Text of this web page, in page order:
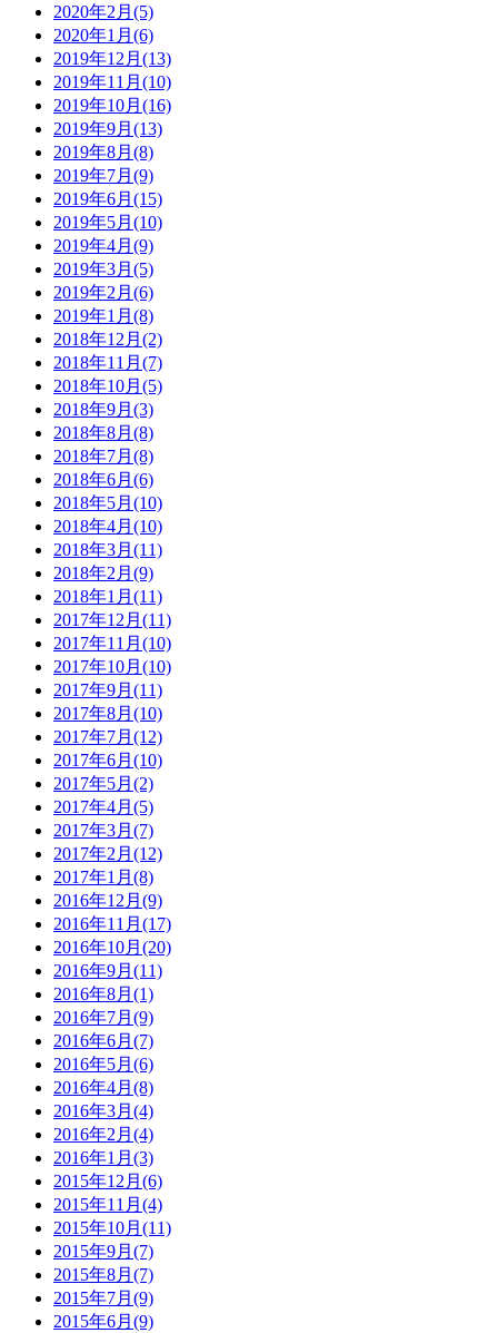
2020年2月(5)
2020年1月(6)
2019年12月(13)
2019年11月(10)
2019年10月(16)
2019年9月(13)
2019年8月(8)
2019年7月(9)
2019年6月(15)
2019年5月(10)
2019年4月(9)
2019年3月(5)
2019年2月(6)
2019年1月(8)
2018年12月(2)
2018年11月(7)
2018年10月(5)
2018年9月(3)
2018年8月(8)
2018年7月(8)
2018年6月(6)
2018年5月(10)
2018年4月(10)
2018年3月(11)
2018年2月(9)
2018年1月(11)
2017年12月(11)
2017年11月(10)
2017年10月(10)
2017年9月(11)
2017年8月(10)
2017年7月(12)
2017年6月(10)
2017年5月(2)
2017年4月(5)
2017年3月(7)
2017年2月(12)
2017年1月(8)
2016年12月(9)
2016年11月(17)
2016年10月(20)
2016年9月(11)
2016年8月(1)
2016年7月(9)
2016年6月(7)
2016年5月(6)
2016年4月(8)
2016年3月(4)
2016年2月(4)
2016年1月(3)
2015年12月(6)
2015年11月(4)
2015年10月(11)
2015年9月(7)
2015年8月(7)
2015年7月(9)
2015年6月(9)